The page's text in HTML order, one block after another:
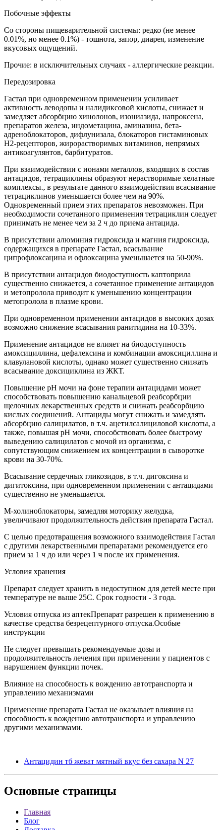
Побочные эффекты
Со стороны пищеварительной системы: редко (не менее
0.01%, но менее 0.1%) - тошнота, запор, диарея, изменение
вкусовых ощущений.
Прочие: в исключительных случаях - аллергические реакции.
Передозировка
Гастал при одновременном применении усиливает
активность леводопы и налидиксовой кислоты, снижает и
замедляет абсорбцию хинолонов, изониазида, напроксена,
препаратов железа, индометацина, аминазина, бета-
адреноблокаторов, дифлунизала, блокаторов гистаминовых
Н2-рецепторов, жирорастворимых витаминов, непрямых
антикоагулянтов, барбитуратов.
При взаимодействии с ионами металлов, входящих в состав
антацидов, тетрациклины образуют нерастворимые хелатные
комплексы., в результате данного взаимодействия всасывание
тетрациклинов уменьшается более чем на 90%.
Одновременный прием этих препаратов невозможен. При
необходимости сочетанного применения тетрациклин следует
принимать не менее чем за 2 ч до приема антацида.
В присутствии алюминия гидроксида и магния гидроксида,
содержащихся в препарате Гастал, всасывание
ципрофлоксацина и офлоксацина уменьшается на 50-90%.
В присутствии антацидов биодоступность каптоприла
существенно снижается, а сочетанное применение антацидов
и метопролола приводит к уменьшению концентрации
метопролола в плазме крови.
При одновременном применении антацидов в высоких дозах
возможно снижение всасывания ранитидина на 10-33%.
Применение антацидов не влияет на биодоступность
амоксициллина, цефалексина и комбинации амоксициллина и
клавулановой кислоты, однако может существенно снижать
всасывание доксициклина из ЖКТ.
Повышение pH мочи на фоне терапии антацидами может
способствовать повышению канальцевой реабсорбции
щелочных лекарственных средств и снижать реабсорбцию
кислых соединений. Антациды могут снижать и замедлять
абсорбцию салицилатов, в т.ч. ацетилсалициловой кислоты, а
также, повышая pH мочи, способствовать более быстрому
выведению салицилатов с мочой из организма, с
сопутствующим снижением их концентрации в сыворотке
крови на 30-70%.
Всасывание сердечных гликозидов, в т.ч. дигоксина и
дигитоксина, при одновременном применении с антацидами
существенно не уменьшается.
М-холиноблокаторы, замедляя моторику желудка,
увеличивают продолжительность действия препарата Гастал.
С целью предотвращения возможного взаимодействия Гастал
с другими лекарственными препаратами рекомендуется его
прием за 1 ч до или через 1 ч после их применения.
Условия хранения
Препарат следует хранить в недоступном для детей месте при
температуре не выше 25С. Срок годности - 3 года.
Условия отпуска из аптекПрепарат разрешен к применению в
качестве средства безрецептурного отпуска.Особые
инструкции
Не следует превышать рекомендуемые дозы и
продолжительность лечения при применении у пациентов с
нарушением функции почек.
Влияние на способность к вождению автотранспорта и
управлению механизмами
Применение препарата Гастал не оказывает влияния на
способность к вождению автотранспорта и управлению
другими механизмами.
Антацидин тб жеват мятный вкус без сахара N 27
Основные страницы
Главная
Блог